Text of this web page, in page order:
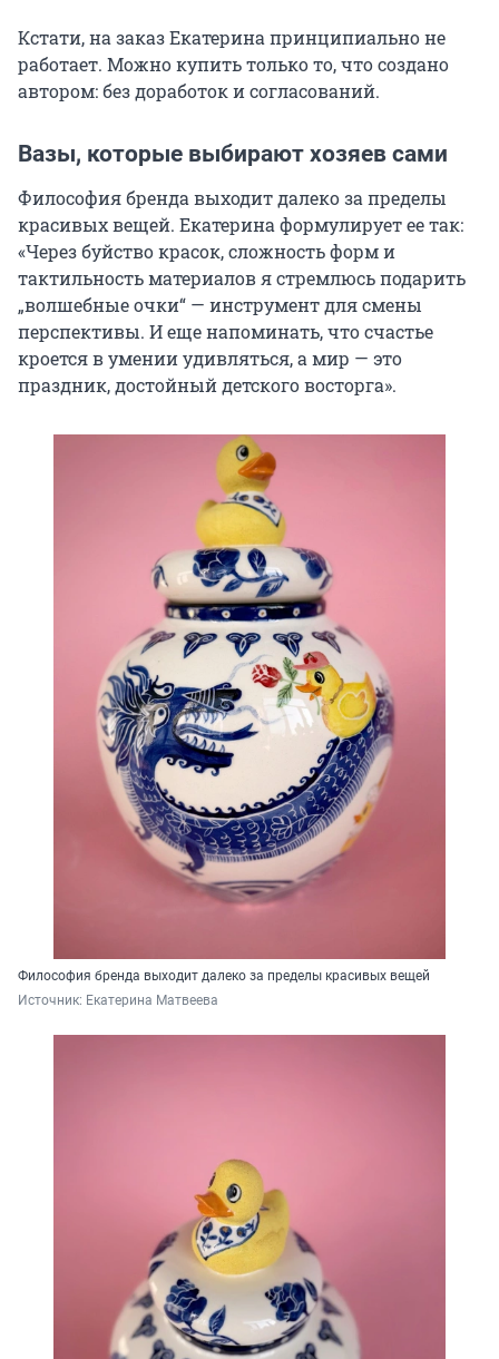
Кстати, на заказ Екатерина принципиально не
работает. Можно купить только то, что создано
автором: без доработок и согласований.
Вазы, которые выбирают хозяев сами
Философия бренда выходит далеко за пределы
красивых вещей. Екатерина формулирует ее так:
«Через буйство красок, сложность форм и
тактильность материалов я стремлюсь подарить
„волшебные очки“ — инструмент для смены
перспективы. И еще напоминать, что счастье
кроется в умении удивляться, а мир — это
праздник, достойный детского восторга».
Философия бренда выходит далеко за пределы красивых вещей
Источник: Екатерина Матвеева